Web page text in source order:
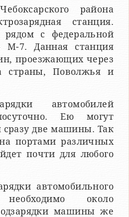
района
станция.
с федеральной
М-7. Данная станция
проезжающих через
страны, Поволжья и
автомобилей
Ею могут
сразу две машины. Так
портами различных
почти для любого
автомобильного
необходимо около
машины же